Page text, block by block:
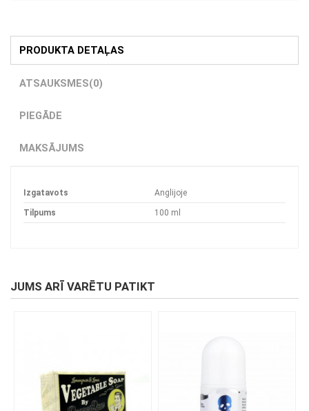
PRODUKTA DETAĻAS
ATSAUKSMES(0)
PIEGĀDE
MAKSĀJUMS
Izgatavots Anglijoje
Tilpums 100 ml
JUMS ARĪ VARĒTU PATIKT